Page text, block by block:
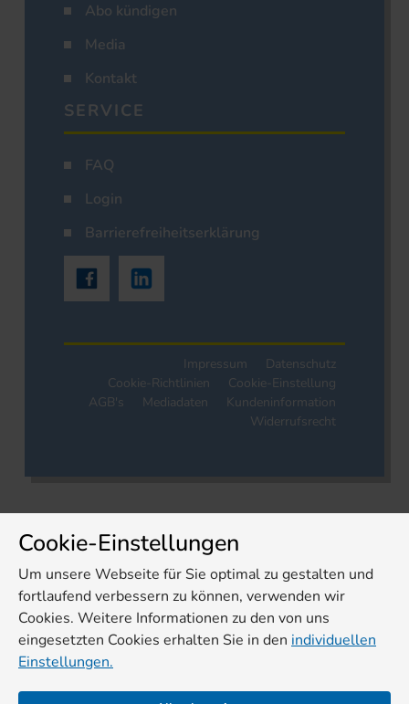
Abo kündigen
Media
Kontakt
SERVICE
FAQ
Login
Barrierefreiheitserklärung
Impressum
Datenschutz
Cookie-Richtlinien
Cookie-Einstellung
AGB's
Mediadaten
Kundeninformation
Widerrufsrecht
Cookie-Einstellungen
Um unsere Webseite für Sie optimal zu gestalten und
fortlaufend verbessern zu können, verwenden wir
Cookies. Weitere Informationen zu den von uns
eingesetzten Cookies erhalten Sie in den individuellen
Einstellungen.